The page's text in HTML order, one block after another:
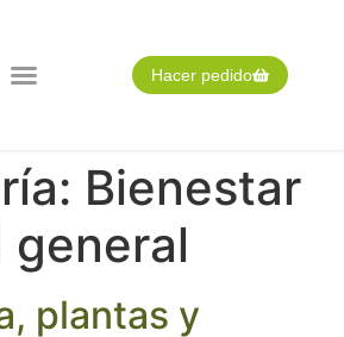
Hacer pedido
Bienestar
general
plantas y